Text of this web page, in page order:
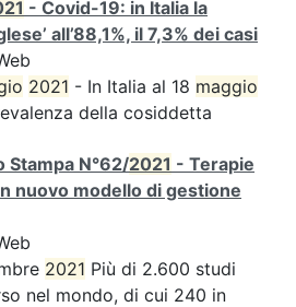
- Covid-19: in Italia la
all’88,1%, il 7,3% dei casi
2021 - In Italia al 18 maggio
della cosiddetta
Stampa N°62/2021 - Terapie
nuovo modello di gestione
2021 Più di 2.600 studi
nel mondo, di cui 240 in